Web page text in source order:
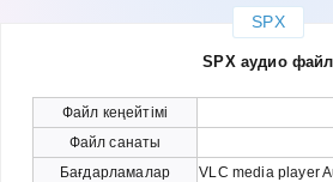
SPX
SPX аудио файл
Файл кеңейтімі
Файл санаты
Бағдарламалар
VLC media player